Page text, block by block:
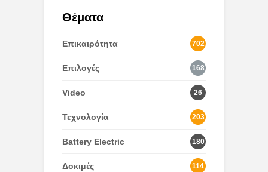
Θέματα
Επικαιρότητα 702
Επιλογές 168
Video 26
Τεχνολογία 203
Battery Electric 180
Δοκιμές 114